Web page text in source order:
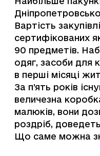
Вартість
сертифікованих
90 предметів.
одяг, засоби для
в перші місяці
За п’ять років
величезна
малюків, вони
роздріб,
Що саме можна